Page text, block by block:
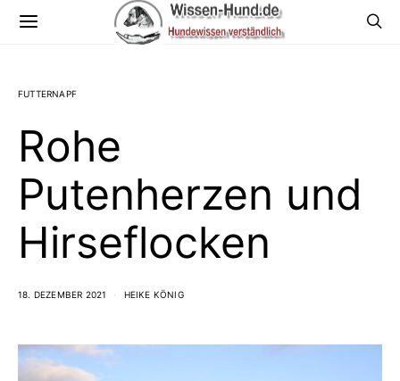
FUTTERNAPF
Rohe
Putenherzen und
Hirseflocken
18. DEZEMBER 2021 HEIKE KÖNIG